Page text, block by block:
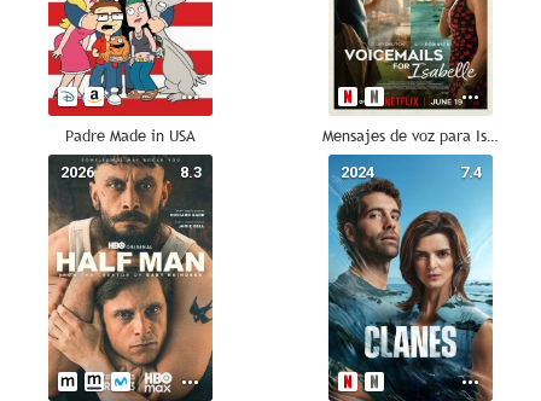
Padre Made in USA Mensajes de voz para Isabelle
8.3
2026 7.4
2024